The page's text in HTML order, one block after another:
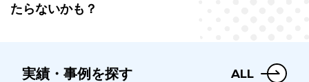
たらないかも？
実績・事例を探す ALL